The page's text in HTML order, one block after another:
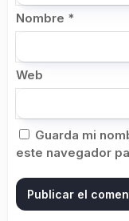
Nombre *
Web
Guarda mi
este navegador